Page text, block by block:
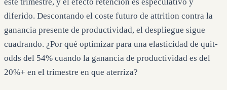
diferido. Descontando el coste futuro de attrition contra la
ganancia presente de productividad, el despliegue sigue
cuadrando. ¿Por qué optimizar para una elasticidad de quit-
odds del 54% cuando la ganancia de productividad es del
20%+ en el trimestre en que aterriza?